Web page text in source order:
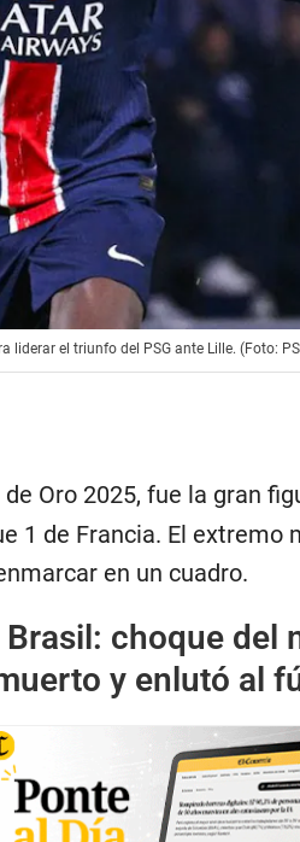
liderar el triunfo del PSG ante Lille. (Foto:
Oro 2025, fue la gran
1 de Francia. El extremo
en un cuadro.
choque del
y enlutó al